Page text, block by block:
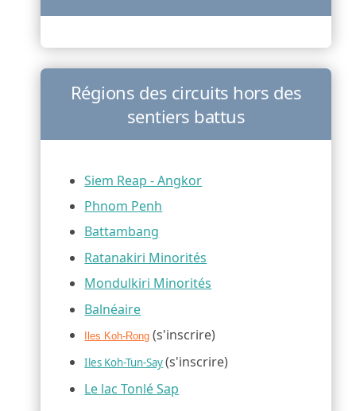
Régions des circuits hors des
sentiers battus
Siem Reap - Angkor
Phnom Penh
Battambang
Ratanakiri Minorités
Mondulkiri Minorités
Balnéaire
Iles Koh-Rong (s'inscrire)
Iles Koh-Tun-Say(s'inscrire)
Le lac Tonlé Sap